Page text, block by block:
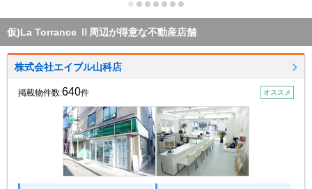
仮)La Torrance Ⅱ周辺が得意な不動産店舗
株式会社エイブル山科店
掲載物件数:640件 オススメ